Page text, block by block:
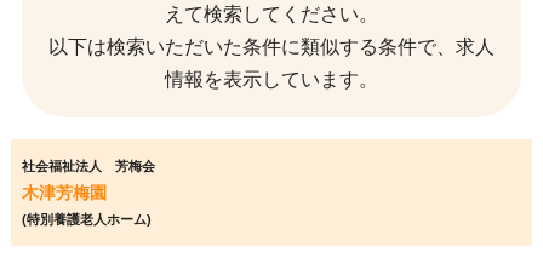
えて検索してください。
以下は検索いただいた条件に類似する条件で、求人
情報を表示しています。
社会福祉法人 芳梅会
木津芳梅園
(特別養護老人ホーム)